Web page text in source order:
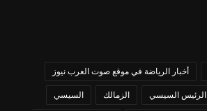
أخبار الرياضة في موقع صوت العرب نيوز
الرئيس السيسي الزمالك السيسي